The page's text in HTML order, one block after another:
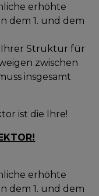
erhöhte
dem 1. und dem
Ihrer Struktur für
zwischen
insgesamt
ist die Ihre!
erhöhte
dem 1. und dem